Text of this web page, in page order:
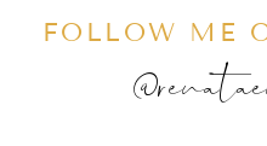
FOLLOW ME